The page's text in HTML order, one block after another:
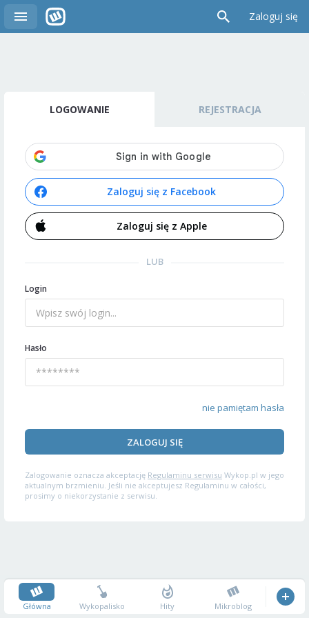
Zaloguj się
LOGOWANIE REJESTRACJA
Zaloguj się z Facebook
Zaloguj się z Apple
LUB
Login
Hasło
nie pamiętam hasła
ZALOGUJ SIĘ
Zalogowanie oznacza akceptację Regulaminu serwisu Wykop.pl w jego
aktualnym brzmieniu. Jeśli nie akceptujesz Regulaminu w całości,
prosimy o niekorzystanie z serwisu.
Główna Wykopalisko Hity Mikroblog